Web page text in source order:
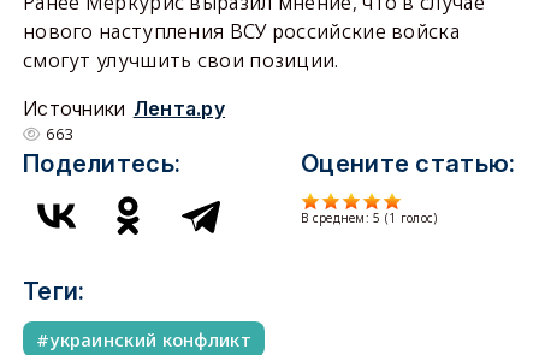
нового наступления ВСУ российские войска
смогут улучшить свои позиции.
Источники Лента.ру
663
Поделитесь: Оцените статью:
В среднем:5 (1 голос)
Теги:
украинский конфликт